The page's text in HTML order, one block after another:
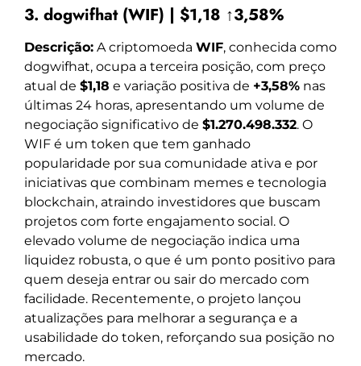
3. dogwifhat (WIF) | $1,18 ↑3,58%
Descrição: A criptomoeda WIF, conhecida como
dogwifhat, ocupa a terceira posição, com preço
atual de $1,18 e variação positiva de +3,58% nas
últimas 24 horas, apresentando um volume de
negociação significativo de $1.270.498.332. O
WIF é um token que tem ganhado
popularidade por sua comunidade ativa e por
iniciativas que combinam memes e tecnologia
blockchain, atraindo investidores que buscam
projetos com forte engajamento social. O
elevado volume de negociação indica uma
liquidez robusta, o que é um ponto positivo para
quem deseja entrar ou sair do mercado com
facilidade. Recentemente, o projeto lançou
atualizações para melhorar a segurança e a
usabilidade do token, reforçando sua posição no
mercado.